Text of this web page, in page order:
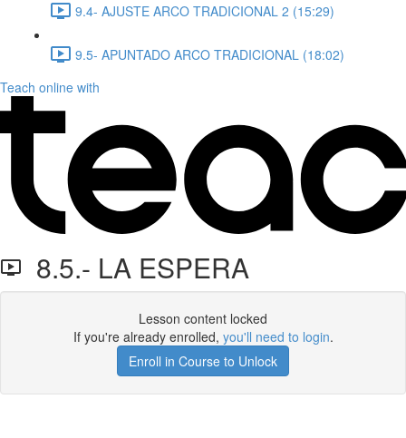
9.4- AJUSTE ARCO TRADICIONAL 2 (15:29)
9.5- APUNTADO ARCO TRADICIONAL (18:02)
Teach online with
8.5.- LA ESPERA
Lesson content locked
If you're already enrolled, you'll need to login.
Enroll in Course to Unlock